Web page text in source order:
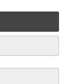
2 Tests